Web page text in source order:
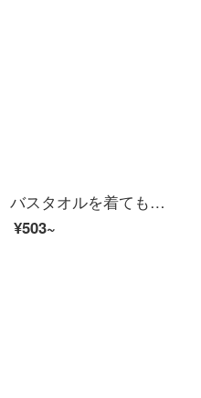
バスタオルを着てもいいです。女性用の浴衣セットのバスタオルが可愛いです。家庭用の吸水タオルタオルタオルとバスタオルの乾燥帽と髪のリボンは彼女にプレゼントします。
¥503~